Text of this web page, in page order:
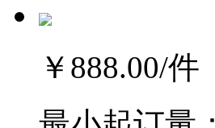
￥888.00/件